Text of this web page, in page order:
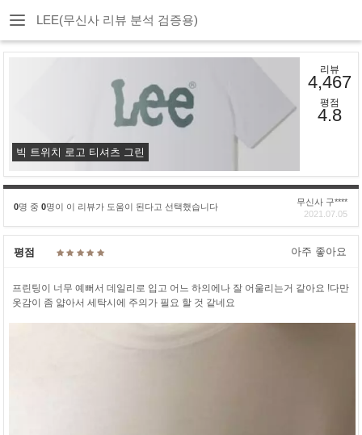
LEE(무신사 리뷰 분석 검증용)
빅 트위치 로고 티셔츠 그린
리뷰
4,467
평점
4.8
0명 중 0명이 이 리뷰가 도움이 된다고 선택했습니다
무신사 구****
2021.07.05
평점 아주 좋아요
프린팅이 너무 예뻐서 데일리로 입고 어느 하의에나 잘 어울리는거 같아요 !다만
옷감이 좀 얇아서 세탁시에 주의가 필요 할 것 같네요